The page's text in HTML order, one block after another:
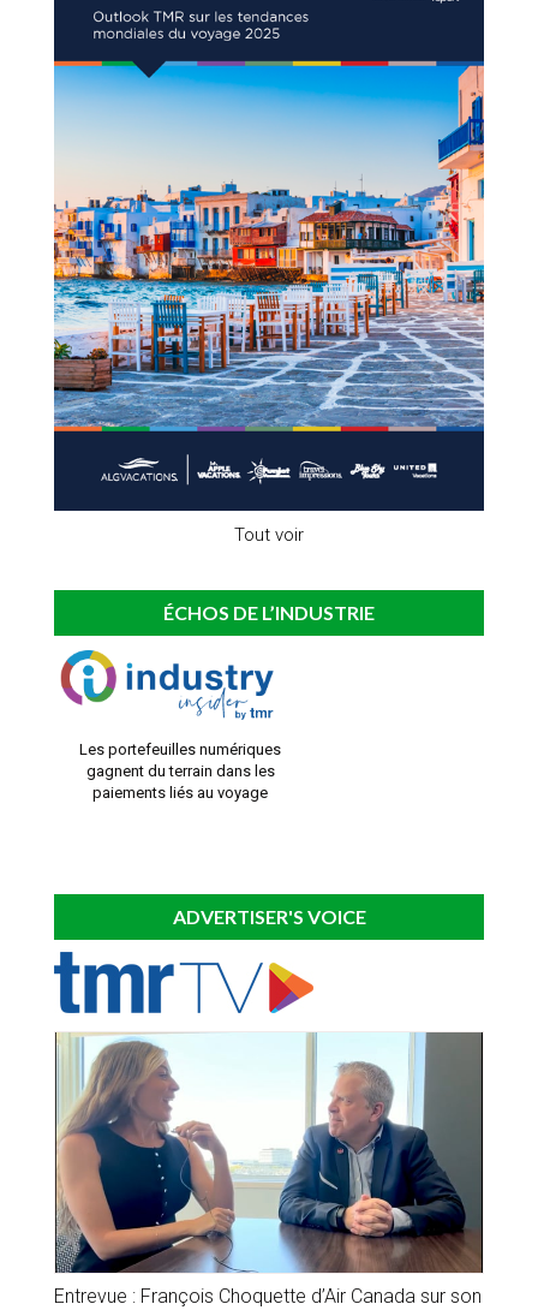
Tout voir
ÉCHOS DE L’INDUSTRIE
Les portefeuilles numériques
gagnent du terrain dans les
paiements liés au voyage
ADVERTISER'S VOICE
Entrevue : François Choquette d’Air Canada sur son